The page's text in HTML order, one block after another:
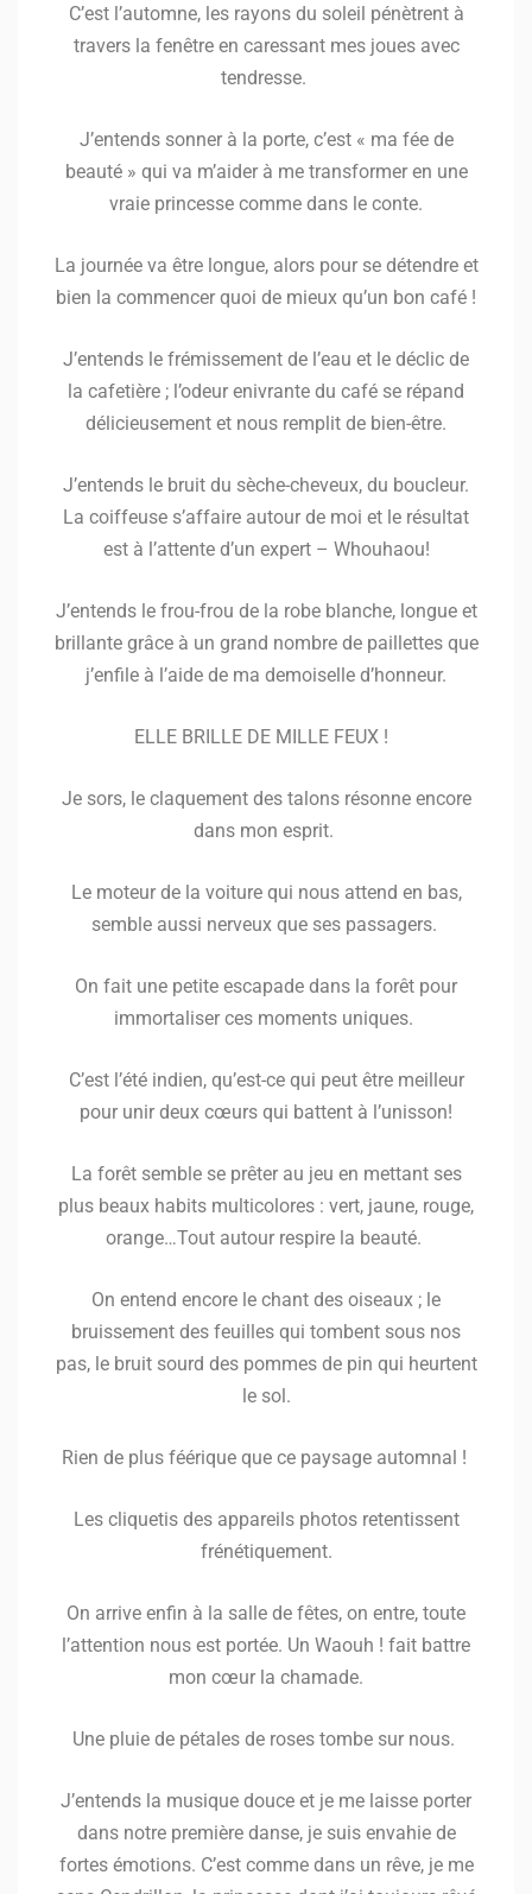
C’est l’automne, les rayons du soleil pénètrent à
travers la fenêtre en caressant mes joues avec
tendresse.
J’entends sonner à la porte, c’est « ma fée de
beauté » qui va m’aider à me transformer en une
vraie princesse comme dans le conte.
La journée va être longue, alors pour se détendre et
bien la commencer quoi de mieux qu’un bon café !
J’entends le frémissement de l’eau et le déclic de
la cafetière ; l’odeur enivrante du café se répand
délicieusement et nous remplit de bien-être.
J’entends le bruit du sèche-cheveux, du boucleur.
La coiffeuse s’affaire autour de moi et le résultat
est à l’attente d’un expert – Whouhaou!
J’entends le frou-frou de la robe blanche, longue et
brillante grâce à un grand nombre de paillettes que
j’enfile à l’aide de ma demoiselle d’honneur.
ELLE BRILLE DE MILLE FEUX !
Je sors, le claquement des talons résonne encore
dans mon esprit.
Le moteur de la voiture qui nous attend en bas,
semble aussi nerveux que ses passagers.
On fait une petite escapade dans la forêt pour
immortaliser ces moments uniques.
C’est l’été indien, qu’est-ce qui peut être meilleur
pour unir deux cœurs qui battent à l’unisson!
La forêt semble se prêter au jeu en mettant ses
plus beaux habits multicolores : vert, jaune, rouge,
orange…Tout autour respire la beauté.
On entend encore le chant des oiseaux ; le
bruissement des feuilles qui tombent sous nos
pas, le bruit sourd des pommes de pin qui heurtent
le sol.
Rien de plus féérique que ce paysage automnal !
Les cliquetis des appareils photos retentissent
frénétiquement.
On arrive enfin à la salle de fêtes, on entre, toute
l’attention nous est portée. Un Waouh ! fait battre
mon cœur la chamade.
Une pluie de pétales de roses tombe sur nous.
J’entends la musique douce et je me laisse porter
dans notre première danse, je suis envahie de
fortes émotions. C’est comme dans un rêve, je me